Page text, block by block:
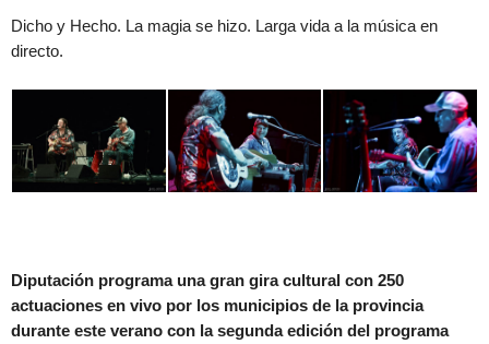
Dicho y Hecho. La magia se hizo. Larga vida a la música en
directo.
Diputación programa una gran gira cultural con 250
actuaciones en vivo por los municipios de la provincia
durante este verano con la segunda edición del programa